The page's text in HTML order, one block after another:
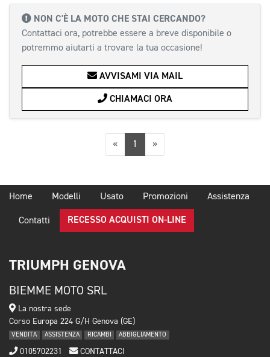
NON C'È LA MOTO CHE STAI CERCANDO?
Contattaci ora, potrebbe essere a breve disponibile o
potremmo aiutarti a trovare la tua occasione!
AVVISAMI VIA MAIL
CHIAMACI ORA
«Precedente
1 »Successiva
Home Modelli Usato Promozioni Assistenza
Contatti RECESSO ACQUISTI ON-LINE
TRIUMPH GENOVA
BIEMME MOTO SRL
La nostra sede
Corso Europa 224 G/H Genova (GE)
VENDITA ASSISTENZA RICAMBI ABBIGLIAMENTO
0105702231 CONTATTACI